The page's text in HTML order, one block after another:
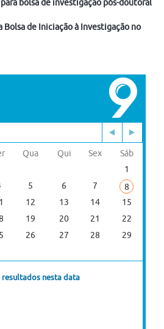
bolsa de investigação pós-doutoral
Bolsa de Iniciação à Investigação no
Qua Qui Sex
Sáb
1
5 6 7
8
12 13 14
15
19 20 21
22
26 27 28
29
resultados nesta data